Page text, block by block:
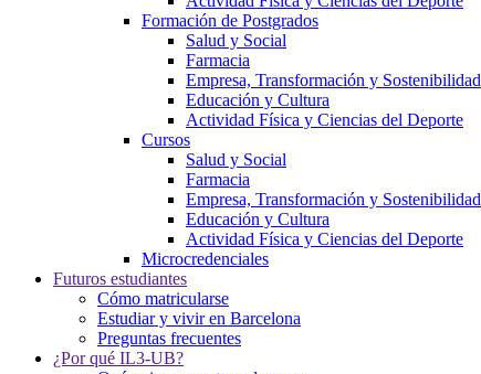
Formación de Postgrados
Salud y Social
Farmacia
Empresa, Transformación y Sostenibilidad
Educación y Cultura
Actividad Física y Ciencias del Deporte
Cursos
Salud y Social
Farmacia
Empresa, Transformación y Sostenibilidad
Educación y Cultura
Actividad Física y Ciencias del Deporte
Microcredenciales
Futuros estudiantes
Cómo matricularse
Estudiar y vivir en Barcelona
Preguntas frecuentes
¿Por qué IL3-UB?